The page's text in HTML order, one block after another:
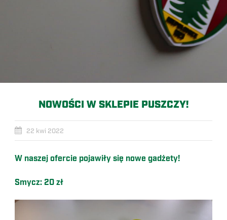
NOWOŚCI W SKLEPIE PUSZCZY!
22 kwi 2022
W naszej ofercie pojawiły się nowe gadżety!
Smycz: 20 zł